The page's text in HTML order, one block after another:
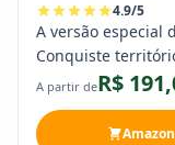
4.9/5
A versão especial
Conquiste
épicas com a
A partir deR$
Amazon